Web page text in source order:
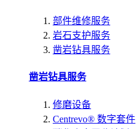
部件维修服务
岩石支护服务
凿岩钻具服务
凿岩钻具服务
修磨设备
Centrevo® 数字套件